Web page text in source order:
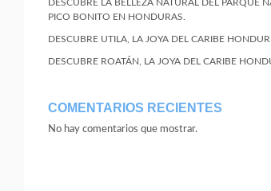
DESCUBRE LA BELLEZA NATURAL DEL PARQUE
PICO BONITO EN HONDURAS.
DESCUBRE UTILA, LA JOYA DEL CARIBE
DESCUBRE ROATÁN, LA JOYA DEL CARIBE
COMENTARIOS RECIENTES
No hay comentarios que mostrar.